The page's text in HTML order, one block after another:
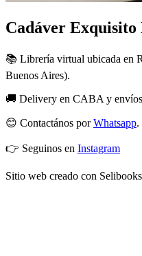
Cadáver
📚 Librería virtual ubicada en
Buenos Aires).
🚚 Delivery en CABA y
😊 Contactános porWhatsapp.
👉 Seguinos en Instagram
Sitio web creado con